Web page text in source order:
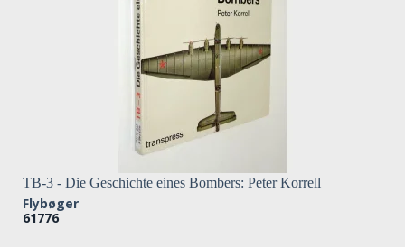
TB-3 - Die Geschichte eines Bombers: Peter Korrell
Flybøger
61776